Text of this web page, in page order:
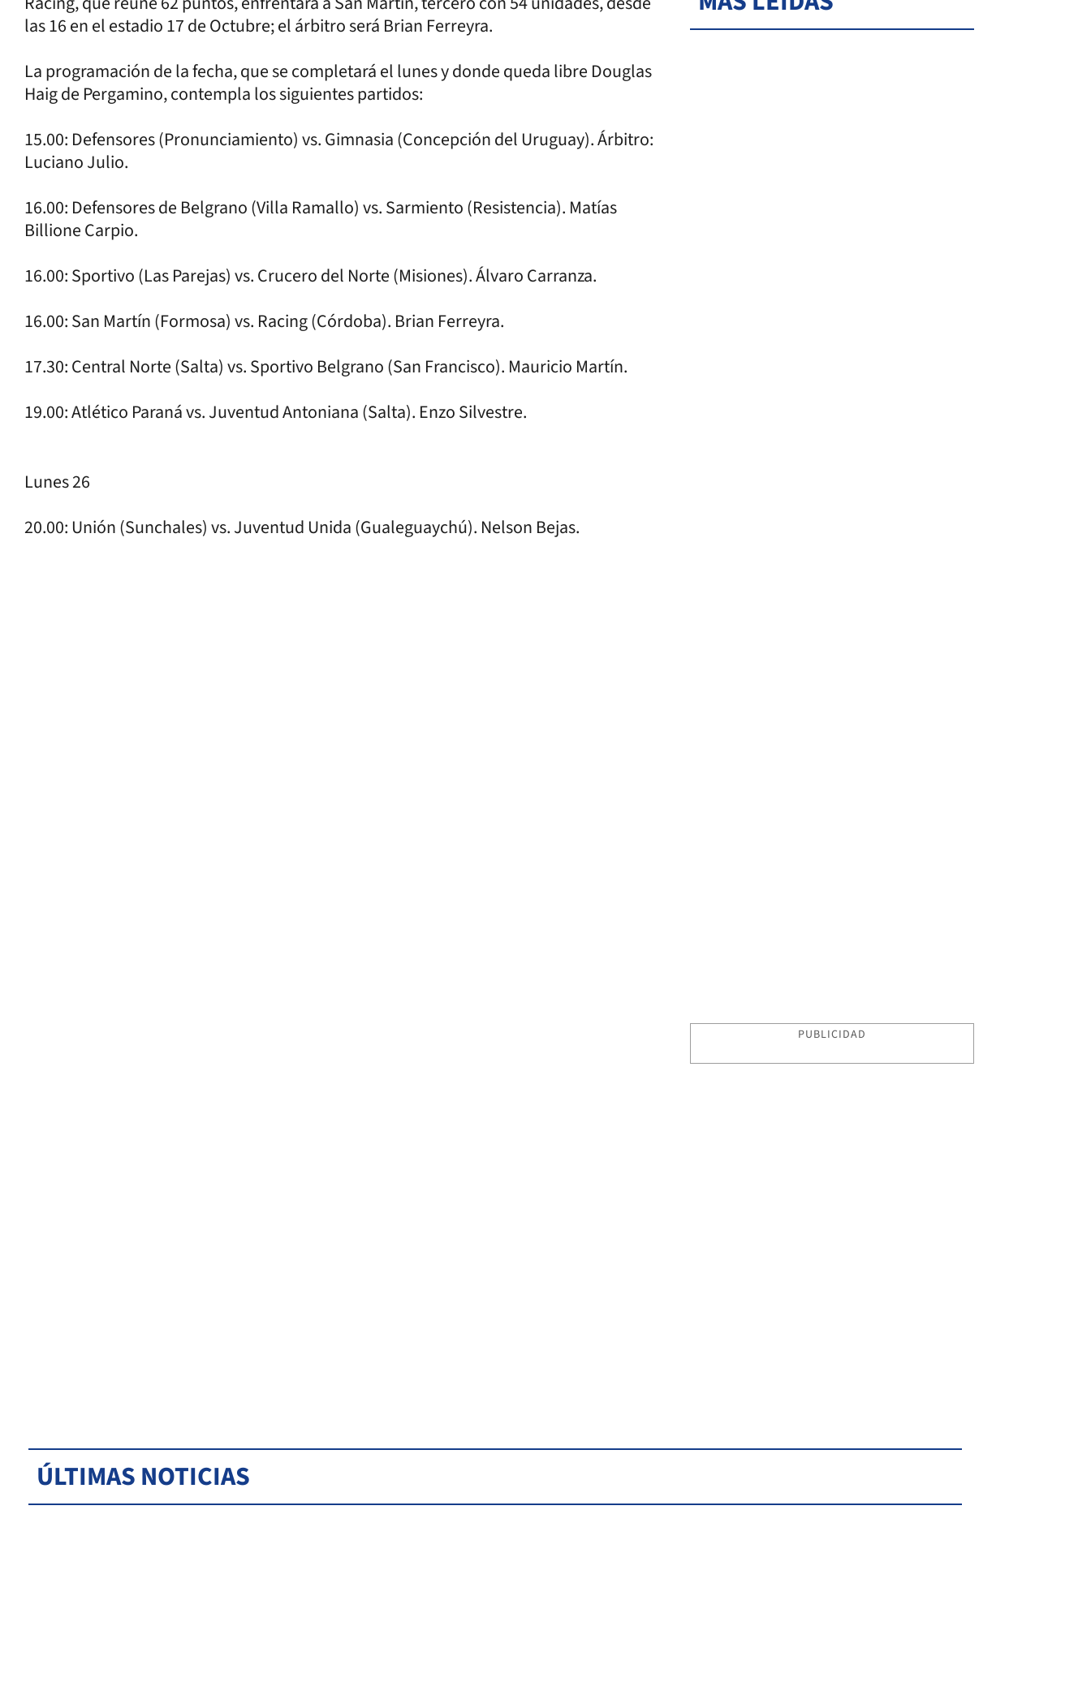
las 16 en el estadio 17 de Octubre; el árbitro será Brian Ferreyra.
La programación de la fecha, que se completará el lunes y donde queda libre Douglas
Haig de Pergamino, contempla los siguientes partidos:
15.00: Defensores (Pronunciamiento) vs. Gimnasia (Concepción del Uruguay). Árbitro:
Luciano Julio.
16.00: Defensores de Belgrano (Villa Ramallo) vs. Sarmiento (Resistencia). Matías
Billione Carpio.
16.00: Sportivo (Las Parejas) vs. Crucero del Norte (Misiones). Álvaro Carranza.
16.00: San Martín (Formosa) vs. Racing (Córdoba). Brian Ferreyra.
17.30: Central Norte (Salta) vs. Sportivo Belgrano (San Francisco). Mauricio Martín.
19.00: Atlético Paraná vs. Juventud Antoniana (Salta). Enzo Silvestre.
Lunes 26
20.00: Unión (Sunchales) vs. Juventud Unida (Gualeguaychú). Nelson Bejas.
PUBLICIDAD
ÚLTIMAS NOTICIAS